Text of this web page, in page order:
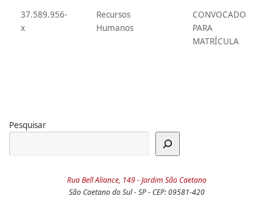
37.589.956-
x
Recursos
Humanos
CONVOCADO
PARA
MATRÍCULA
Pesquisar
Rua Bell Aliance, 149 - Jardim São Caetano
São Caetano do Sul - SP - CEP: 09581-420